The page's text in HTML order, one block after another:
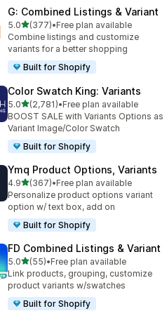
G: Combined Listings & Variant
5.0별 5개 중
(377)
총 리뷰 377개
•Free plan available
Combine listings and customize
variants for a better shopping
Built for Shopify
Color Swatch King: Variants
5.0별 5개 중
(2,781)
총 리뷰 2781개
•Free plan available
BOOST SALE with Variants Options as
Variant Image/Color Swatch
Built for Shopify
Ymq Product Options, Variants
4.9별 5개 중
(367)
총 리뷰 367개
•Free plan available
Personalize product options variant
option w/ text box, add on
Built for Shopify
FD Combined Listings & Variant
5.0별 5개 중
(55)
총 리뷰 55개
•Free plan available
Link products, grouping, customize
product variants w/swatches
Built for Shopify